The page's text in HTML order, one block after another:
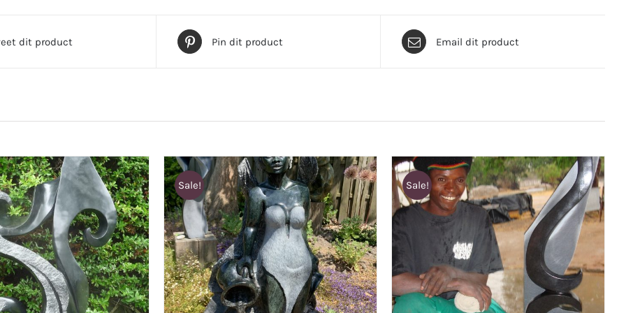
dit product Pin dit product Email dit product
Sale! Sale!